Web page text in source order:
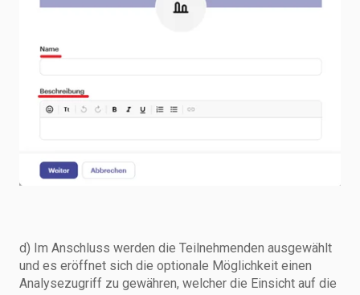
d) Im Anschluss werden die Teilnehmenden ausgewählt
und es eröffnet sich die optionale Möglichkeit einen
Analysezugriff zu gewähren, welcher die Einsicht auf die